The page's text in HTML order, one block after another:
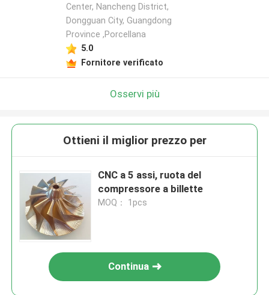
Center, Nancheng District,
Dongguan City, Guangdong
Province ,Porcellana
5.0
Fornitore verificato
Osservi più
Ottieni il miglior prezzo per
CNC a 5 assi, ruota del
compressore a billette
MOQ： 1pcs
Continua